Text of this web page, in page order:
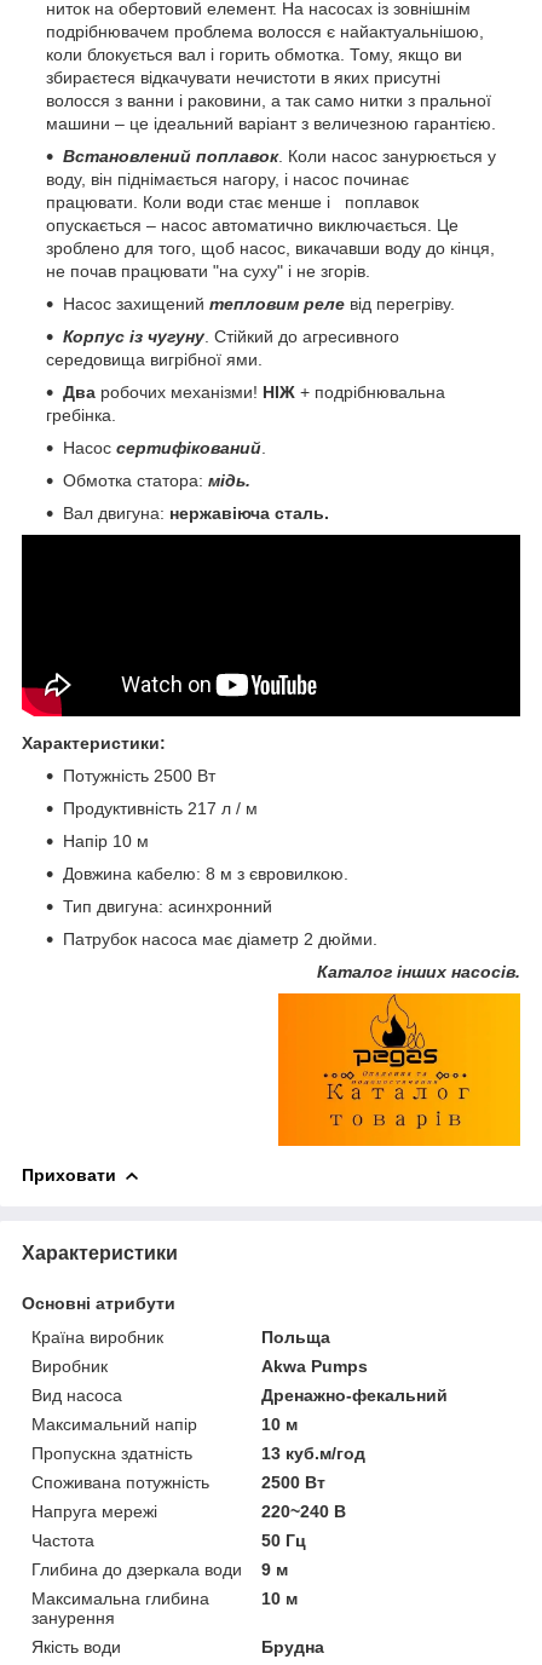
ниток на обертовий елемент. На насосах із зовнішнім
подрібнювачем проблема волосся є найактуальнішою,
коли блокується вал і горить обмотка. Тому, якщо ви
збираєтеся відкачувати нечистоти в яких присутні
волосся з ванни і раковини, а так само нитки з пральної
машини – це ідеальний варіант з величезною гарантією.
Встановлений поплавок. Коли насос занурюється у
воду, він піднімається нагору, і насос починає
працювати. Коли води стає менше і поплавок
опускається – насос автоматично виключається. Це
зроблено для того, щоб насос, викачавши воду до кінця,
не почав працювати "на суху" і не згорів.
Насос захищений тепловим реле від перегріву.
Корпус із чугуну . Стійкий до агресивного
середовища вигрібної ями.
Два робочих механізми! НІЖ + подрібнювальна
гребінка.
Насос сертифікований
Обмотка статора: мідь.
Вал двигуна: нержавіюча сталь.
Характеристики:
Потужність 2500 Вт
Продуктивність 217 л / м
Напір 10 м
Довжина кабелю: 8 м з євровилкою.
Тип двигуна: асинхронний
Патрубок насоса має діаметр 2 дюйми.
Каталог інших насосів.
Приховати
Характеристики
Основні атрибути
Країна виробник
Польща
Виробник
Akwa Pumps
Вид насоса
Дренажно-фекальний
Максимальний напір
10 м
Пропускна здатність
13 куб.м/год
Споживана потужність
2500 Вт
Напруга мережі
220~240 В
Частота
50 Гц
Глибина до дзеркала води
9 м
Максимальна глибина
занурення
10 м
Якість води
Брудна